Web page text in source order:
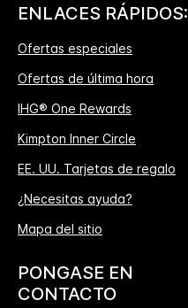
ENLACES RÁPIDOS:
Ofertas especiales
Ofertas de última hora
IHG® One Rewards
Kimpton Inner Circle
EE. UU. Tarjetas de regalo
¿Necesitas ayuda?
Mapa del sitio
PONGASE EN
CONTACTO